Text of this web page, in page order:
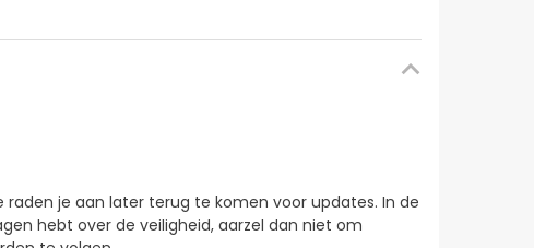
je aan later terug te komen voor updates. In de
hebt over de veiligheid, aarzel dan niet om